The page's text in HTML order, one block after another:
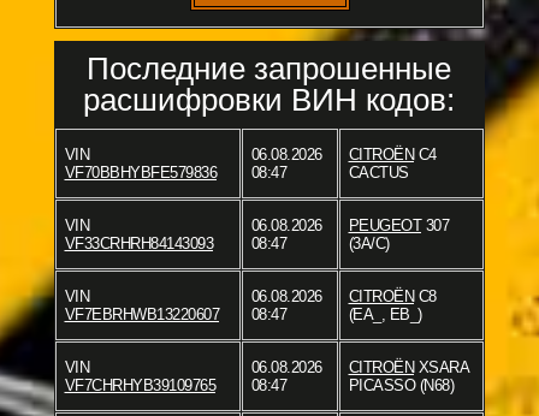
Последние запрошенные
расшифровки ВИН кодов:
VIN
VF70BBHYBFE579836
06.08.2026
08:47
CITROËN C4
CACTUS
VIN
VF33CRHRH84143093
06.08.2026
08:47
PEUGEOT307
(3A/C)
VIN
VF7EBRHWB13220607
06.08.2026
08:47
CITROËN C8
(EA_, EB_)
VIN
VF7CHRHYB39109765
06.08.2026
08:47
CITROËN XSARA
PICASSO (N68)